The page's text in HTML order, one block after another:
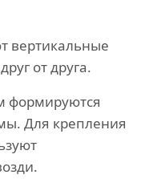
вертикальные
от друга.
формируются
Для крепления